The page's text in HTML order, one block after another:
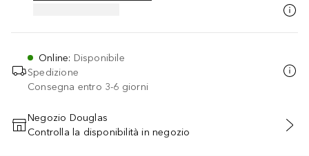
Online: Disponibile
Spedizione
Consegna entro 3-6 giorni
AGGIUNGI AL CARRELLO
Negozio Douglas
Controlla la disponibilità in negozio